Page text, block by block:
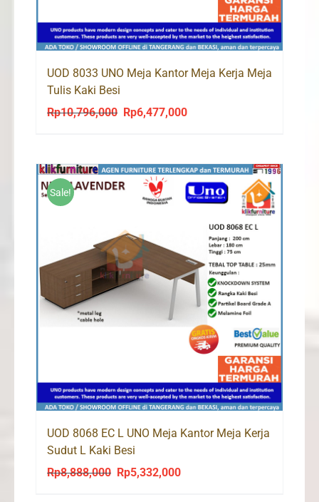
UOD 8033 UNO Meja Kantor Meja Kerja Meja
Tulis Kaki Besi
Rp10,796,000
Original
Rp10,796,000.
Rp6,477,000Current
Rp6,477,000.
Sale!
UOD 8068 EC L UNO Meja Kantor Meja Kerja
Sudut L Kaki Besi
Rp8,888,000
Original
Rp5,332,000Current